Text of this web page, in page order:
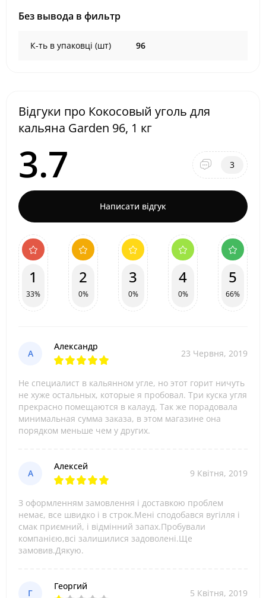
Без вывода в фильтр
К-ть в упаковці (шт) 96
Відгуки про Кокосовый уголь для
кальяна Garden 96, 1 кг
3.7 3
Написати відгук
1
33%
2
0%
3
0%
4
0%
5
66%
А
Александр
23 Червня, 2019
Не специалист в кальянном угле, но этот горит ничуть
не хуже остальных, которые я пробовал. Три куска угля
прекрасно помещаются в калауд. Так же порадовала
минимальная сумма заказа, в этом магазине она
порядком меньше чем у других.
А
Алексей
9 Квітня, 2019
З оформленням замовлення і доставкою проблем
немає, все швидко і в строк.Мені сподобався вугілля і
смак приємний, і відмінний запах.Пробували
компанією,всі залишилися задоволені.Ще
замовив.Дякую.
Г
Георгий
5 Квітня, 2019